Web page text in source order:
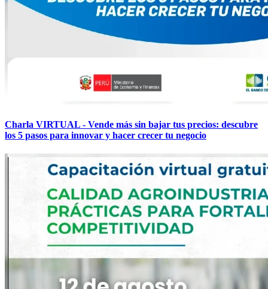
Charla VIRTUAL - Vende más sin bajar tus precios: descubre
los 5 pasos para innovar y hacer crecer tu negocio